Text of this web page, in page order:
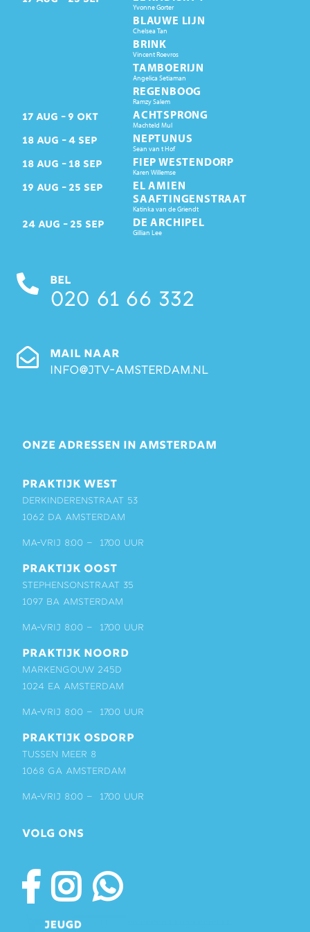
Yvonne Gorter
BLAUWE LIJN
Chelsea Tan
BRINK
Vincent Roevros
TAMBOERIJN
Angelica Setiaman
REGENBOOG
Ramzy Salem
17 AUG 9 OKT ACHTSPRONG
Machteld Mul
18 AUG 4 SEP NEPTUNUS
Sean van t Hof
18 AUG 18 SEP FIEP WESTENDORP
Karen Willemse
19 AUG 25 SEP
EL AMIEN
SAAFTINGENSTRAAT
Katinka van de Griendt
24 AUG 25 SEP DE ARCHIPEL
Gillian Lee
BEL
020 61 66 332
MAIL NAAR
info@jtv-amsterdam.nl
ONZE ADRESSEN IN AMSTERDAM
PRAKTIJK WEST
Derkinderenstraat 53
1062 DA Amsterdam
ma-vrij 8:00 – 17:00 uur
PRAKTIJK OOST
Stephensonstraat 35
1097 BA Amsterdam
ma-vrij 8:00 – 17:00 uur
PRAKTIJK NOORD
Markengouw 245D
1024 EA Amsterdam
ma-vrij 8:00 – 17:00 uur
PRAKTIJK OSDORP
Tussen Meer 8
1068 GA Amsterdam
ma-vrij 8:00 – 17:00 uur
VOLG ONS